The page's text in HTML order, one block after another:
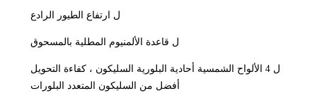
ل ارتفاع الطيور الرادع
ل قاعدة الألمنيوم المطلية بالمسحوق
ل
4 الألواح الشمسية أحادية البلورية السليكون ، كفاءة التحويل
أفضل من السليكون المتعدد البلورات